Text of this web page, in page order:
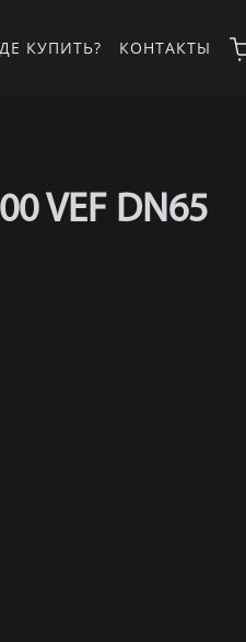
КУПИТЬ? КОНТАКТЫ
VEF DN65